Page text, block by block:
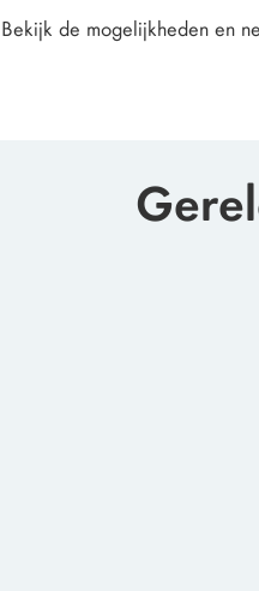
Bekijk de mogelijkheden en